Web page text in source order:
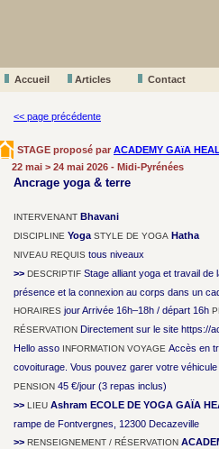
Accueil Articles
Contact
<< page précédente
STAGE proposé par ACADEMY GAïA
22 mai > 24 mai 2026 - Midi-Pyrénées
Ancrage yoga & terre
INTERVENANT Bhavani
DISCIPLINE Yoga STYLE DE YOGA Hatha
NIVEAU REQUIS tous niveaux
>> DESCRIPTIF Stage alliant yoga et travail de
présence et la connexion au corps dans un
HORAIRES jour Arrivée 16h–18h / départ 16h
RÉSERVATION Directement sur le site https://
Hello asso INFORMATION VOYAGE Accès en
covoiturage. Vous pouvez garer votre
PENSION 45 €/jour (3 repas inclus)
>> LIEU Ashram ECOLE DE YOGA GAÏA
rampe de Fontvergnes, 12300 Decazeville
>> RENSEIGNEMENT / RÉSERVATION